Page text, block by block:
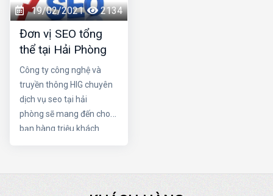
giỏi. Nếu quyết tâm trở
thành chuyên gia seo,
cần những thói quen
nào?
19/02/2021 2134
Đơn vị SEO tổng
thể tại Hải Phòng
Công ty công nghệ và
truyền thông HIG chuyên
dịch vụ seo tại hải
phòng sẽ mang đến cho
bạn hàng triệu khách
mang lại doanh thu cao